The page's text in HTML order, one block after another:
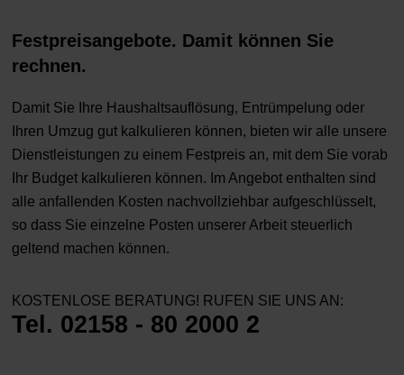
Festpreisangebote. Damit können Sie
rechnen.
Damit Sie Ihre Haushaltsauflösung, Entrümpelung oder
Ihren Umzug gut kalkulieren können, bieten wir alle unsere
Dienstleistungen zu einem Festpreis an, mit dem Sie vorab
Ihr Budget kalkulieren können. Im Angebot enthalten sind
alle anfallenden Kosten nachvollziehbar aufgeschlüsselt,
so dass Sie einzelne Posten unserer Arbeit steuerlich
geltend machen können.
KOSTENLOSE BERATUNG! RUFEN SIE UNS AN:
Tel. 02158 - 80 2000 2